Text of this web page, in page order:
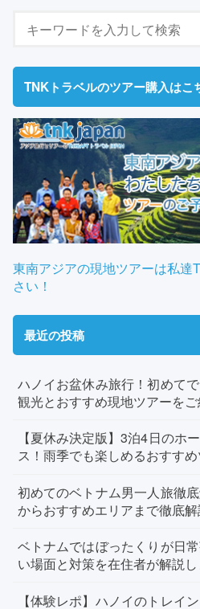
TNKトラベルのツアー購入はこ
東南アジアの現地ツアーは私達
さい！
最近の投稿
ハノイお盆休み旅行！初めて
観光とおすすめ現地ツアーを
【夏休み決定版】3泊4日のホ
ス！雨季でも楽しめるおすす
初めてのベトナム男一人旅徹
からおすすめエリアまで徹底
ベトナムではぼったくりが日
い場面と対策を在住者が解説
【体験レポ】ハノイのトレイ